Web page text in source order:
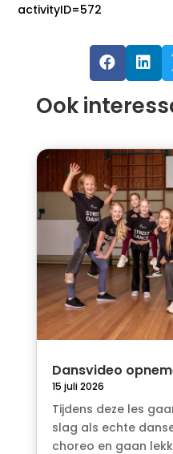
activityID=572
 
Ook
Dansvideo
15 juli 2026
Tijdens deze les
slag als echte
choreo en gaan